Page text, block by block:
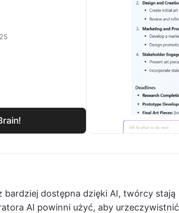
dostępna dzięki AI, twórcy stają
AI powinni użyć, aby urzeczywistnić